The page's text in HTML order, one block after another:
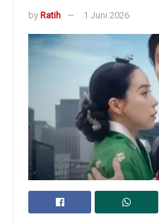
by Ratih 1 Juni 2026